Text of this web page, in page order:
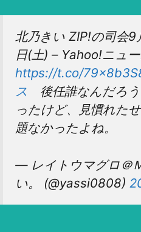
北乃きい ZIP!の司会
日(土) – Yahoo!ニュ
https://t.co/
ス 後任誰なんだろ
ったけど、見慣れた
題なかったよね。
— レイトウマグロ＠
い。 (@yassi0808)